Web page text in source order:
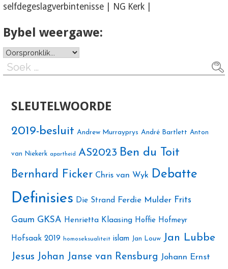
selfdegeslagverbintenisse
NG Kerk
Bybel weergawe:
Soek
na:
SLEUTELWOORDE
2019-besluit Andrew Murrayprys André Bartlett Anton
van Niekerk apartheid AS2023 Ben du Toit
Bernhard Ficker Chris van Wyk Debatte
Definisies Die Strand Ferdie Mulder Frits
Gaum GKSA Henrietta Klaasing Hoffie Hofmeyr
Hofsaak 2019 homoseksualiteit islam Jan Louw Jan Lubbe
Jesus Johan Janse van Rensburg Johann Ernst